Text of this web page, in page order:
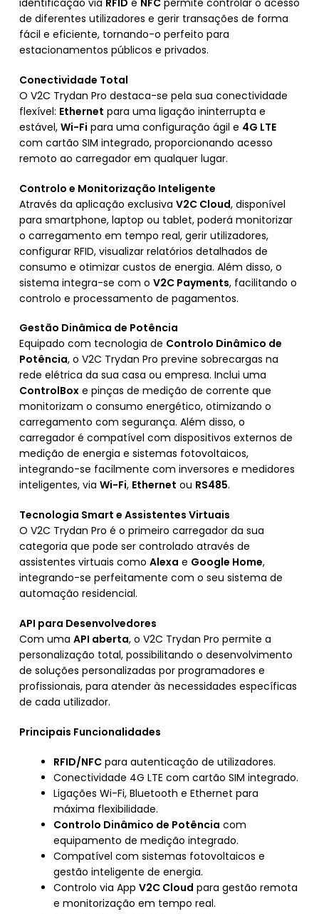
identificação via RFID e NFC permite controlar o acesso
de diferentes utilizadores e gerir transações de forma
fácil e eficiente, tornando-o perfeito para
estacionamentos públicos e privados.
Conectividade Total
O V2C Trydan Pro destaca-se pela sua conectividade
flexível: Ethernet para uma ligação ininterrupta e
estável, Wi-Fi para uma configuração ágil e 4G LTE
com cartão SIM integrado, proporcionando acesso
remoto ao carregador em qualquer lugar.
Controlo e Monitorização Inteligente
Através da aplicação exclusiva V2C Cloud, disponível
para smartphone, laptop ou tablet, poderá monitorizar
o carregamento em tempo real, gerir utilizadores,
configurar RFID, visualizar relatórios detalhados de
consumo e otimizar custos de energia. Além disso, o
sistema integra-se com o V2C Payments, facilitando o
controlo e processamento de pagamentos.
Gestão Dinâmica de Potência
Equipado com tecnologia de Controlo Dinâmico de
Potência, o V2C Trydan Pro previne sobrecargas na
rede elétrica da sua casa ou empresa. Inclui uma
ControlBox e pinças de medição de corrente que
monitorizam o consumo energético, otimizando o
carregamento com segurança. Além disso, o
carregador é compatível com dispositivos externos de
medição de energia e sistemas fotovoltaicos,
integrando-se facilmente com inversores e medidores
inteligentes, via Wi-Fi, Ethernet ou RS485.
Tecnologia Smart e Assistentes Virtuais
O V2C Trydan Pro é o primeiro carregador da sua
categoria que pode ser controlado através de
assistentes virtuais como Alexa e Google Home,
integrando-se perfeitamente com o seu sistema de
automação residencial.
API para Desenvolvedores
Com uma API aberta, o V2C Trydan Pro permite a
personalização total, possibilitando o desenvolvimento
de soluções personalizadas por programadores e
profissionais, para atender às necessidades específicas
de cada utilizador.
Principais Funcionalidades
RFID/NFC para autenticação de utilizadores.
Conectividade 4G LTE com cartão SIM integrado.
Ligações Wi-Fi, Bluetooth e Ethernet para
máxima flexibilidade.
Controlo Dinâmico de Potência com
equipamento de medição integrado.
Compatível com sistemas fotovoltaicos e
gestão inteligente de energia.
Controlo via App V2C Cloud para gestão remota
e monitorização em tempo real.